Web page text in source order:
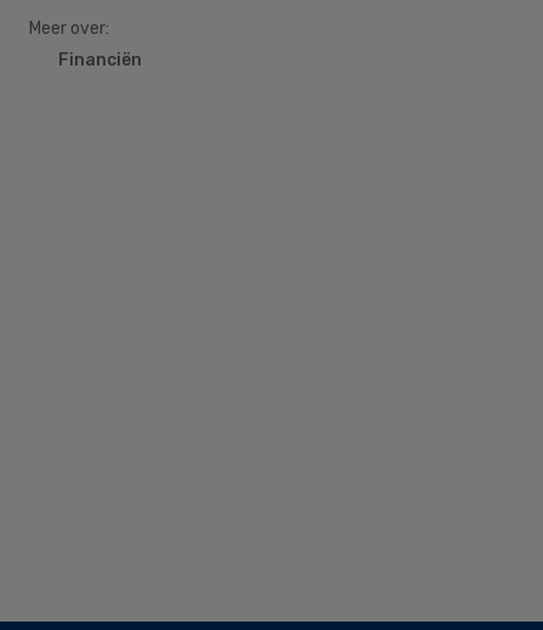
Meer over:
Financiën